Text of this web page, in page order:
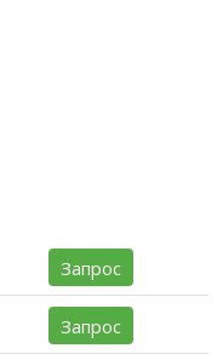
Запрос
Запрос